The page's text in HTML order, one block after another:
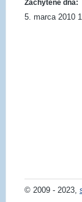
Zachytené dňa:
5. marca 2010
© 2009 - 2023,